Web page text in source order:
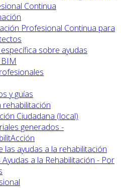
Continua
Profesional Continua para
sobre ayudas
y guías
rehabilitación
Ciudadana (local)
generados -
las ayudas a la rehabilitación
Ayudas a la Rehabilitación - Por